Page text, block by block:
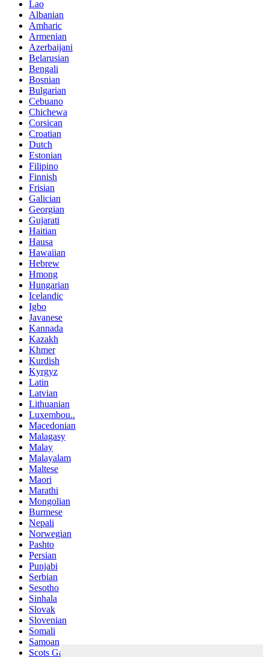
Lao
Albanian
Amharic
Armenian
Azerbaijani
Belarusian
Bengali
Bosnian
Bulgarian
Cebuano
Chichewa
Corsican
Croatian
Dutch
Estonian
Filipino
Finnish
Frisian
Galician
Georgian
Gujarati
Haitian
Hausa
Hawaiian
Hebrew
Hmong
Hungarian
Icelandic
Igbo
Javanese
Kannada
Kazakh
Khmer
Kurdish
Kyrgyz
Latin
Latvian
Lithuanian
Luxembou..
Macedonian
Malagasy
Malay
Malayalam
Maltese
Maori
Marathi
Mongolian
Burmese
Nepali
Norwegian
Pashto
Persian
Punjabi
Serbian
Sesotho
Sinhala
Slovak
Slovenian
Somali
Samoan
Scots Gaelic